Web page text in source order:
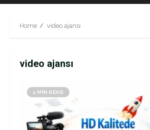
Home video ajansı
video ajansı
1 MIN READ